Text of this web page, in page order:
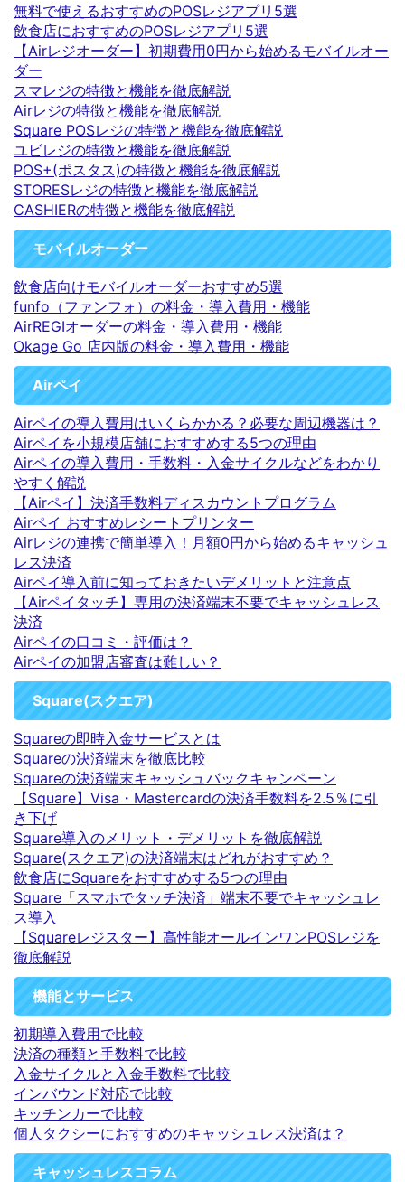
無料で使えるおすすめのPOSレジアプリ5選
飲食店におすすめのPOSレジアプリ5選
【Airレジオーダー】初期費用0円から始めるモバイルオー
ダー
スマレジの特徴と機能を徹底解説
Airレジの特徴と機能を徹底解説
Square POSレジの特徴と機能を徹底解説
ユビレジの特徴と機能を徹底解説
POS+(ポスタス)の特徴と機能を徹底解説
STORESレジの特徴と機能を徹底解説
CASHIERの特徴と機能を徹底解説
モバイルオーダー
飲食店向けモバイルオーダーおすすめ5選
funfo（ファンフォ）の料金・導入費用・機能
AirREGIオーダーの料金・導入費用・機能
Okage Go 店内版の料金・導入費用・機能
Airペイ
Airペイの導入費用はいくらかかる？必要な周辺機器は？
Airペイを小規模店舗におすすめする5つの理由
Airペイの導入費用・手数料・入金サイクルなどをわかり
やすく解説
【Airペイ】決済手数料ディスカウントプログラム
Airペイ おすすめレシートプリンター
Airレジの連携で簡単導入！月額0円から始めるキャッシュ
レス決済
Airペイ導入前に知っておきたいデメリットと注意点
【Airペイタッチ】専用の決済端末不要でキャッシュレス
決済
Airペイの口コミ・評価は？
Airペイの加盟店審査は難しい？
Square(スクエア)
Squareの即時入金サービスとは
Squareの決済端末を徹底比較
Squareの決済端末キャッシュバックキャンペーン
【Square】Visa・Mastercardの決済手数料を2.5％に引
き下げ
Square導入のメリット・デメリットを徹底解説
Square(スクエア)の決済端末はどれがおすすめ？
飲食店にSquareをおすすめする5つの理由
Square「スマホでタッチ決済」端末不要でキャッシュレ
ス導入
【Squareレジスター】高性能オールインワンPOSレジを
徹底解説
機能とサービス
初期導入費用で比較
決済の種類と手数料で比較
入金サイクルと入金手数料で比較
インバウンド対応で比較
キッチンカーで比較
個人タクシーにおすすめのキャッシュレス決済は？
キャッシュレスコラム